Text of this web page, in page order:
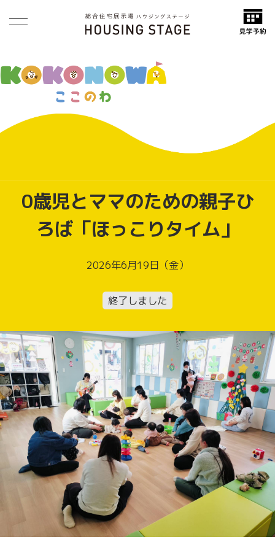
0歳児とママのための親子ひ
ろば「ほっこりタイム」
2026年6月19日（金）
終了しました